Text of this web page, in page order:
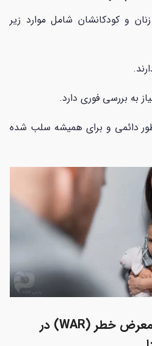
و کودکانشان شامل موارد زیر
به بررسی فوری دارد.
دائمی و برای همیشه سلب شده
برنامه حمایتی زنان در معرض خطر (WAR) در